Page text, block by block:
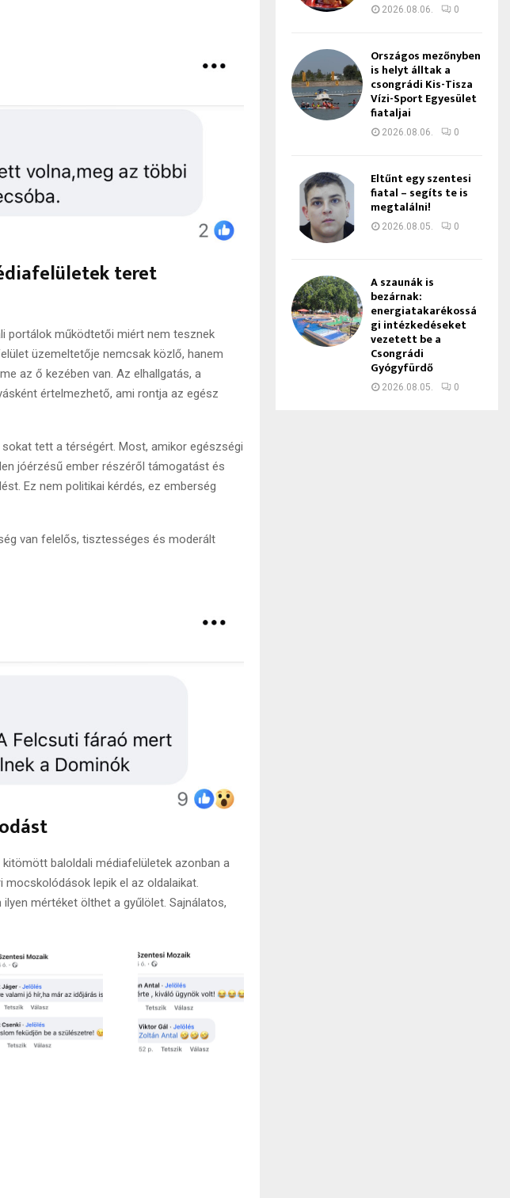
teret
portálok működtetői miért nem tesznek
üzemeltetője nemcsak közlő, hanem
az ő kezében van. Az elhallgatás, a
értelmezhető, ami rontja az egész
tett a térségért. Most, amikor egészségi
jóérzésű ember részéről támogatást és
Ez nem politikai kérdés, ez emberség
van felelős, tisztességes és moderált
baloldali médiafelületek azonban a
mocskolódások lepik el az oldalaikat.
mértéket ölthet a gyűlölet. Sajnálatos,
2026.08.06. 0
Országos mezőnyben
is helyt álltak a
csongrádi Kis-Tisza
Vízi-Sport Egyesület
fiataljai
2026.08.06. 0
Eltűnt egy szentesi
fiatal – segíts te is
megtalálni!
2026.08.05. 0
A szaunák is
bezárnak:
energiatakarékossá
gi intézkedéseket
vezetett be a
Csongrádi
Gyógyfürdő
2026.08.05. 0